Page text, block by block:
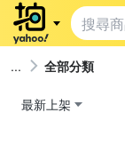
全部分類
最新上架